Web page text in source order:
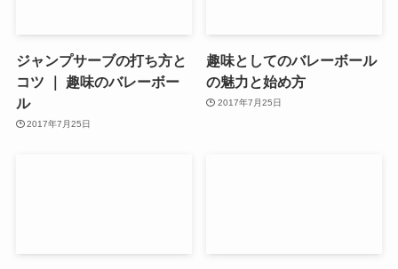
ジャンプサーブの打ち方と
コツ ｜ 趣味のバレーボー
ル
2017年7月25日
趣味としてのバレーボール
の魅力と始め方
2017年7月25日